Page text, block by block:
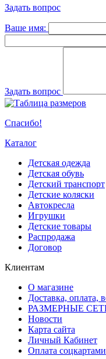
Задать вопрос
Ваше имя:
Задать вопрос
Спасибо!
Каталог
Детская одежда
Детская обувь
Детский транспорт
Детские коляски
Автокресла
Игрушки
Детские товары
Распродажа
Договор
Клиентам
О магазине
Доставка, оплата,
РАЗМЕРНЫЕ
Новости
Карта сайта
Личный Кабинет
Оплата соцкартами